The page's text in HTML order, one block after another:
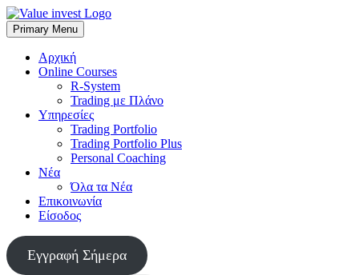
Skip
to
content
Value Invest
Μια διαφορετική συμβουλευτική εταιρία
Primary Menu
Αρχική
Online Courses
R-System
Trading με Πλάνο
Υπηρεσίες
Trading Portfolio
Trading Portfolio Plus
Personal Coaching
Νέα
Όλα τα Νέα
Επικοινωνία
Είσοδος
Εγγραφή Σήμερα